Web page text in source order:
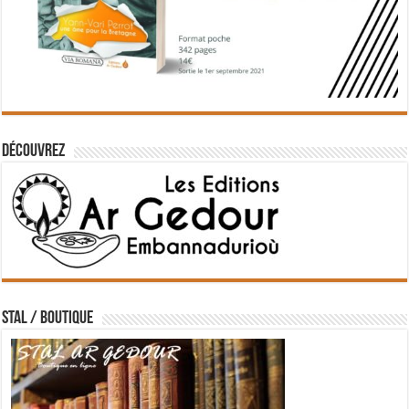
Découvrez
STAL / BOUTIQUE